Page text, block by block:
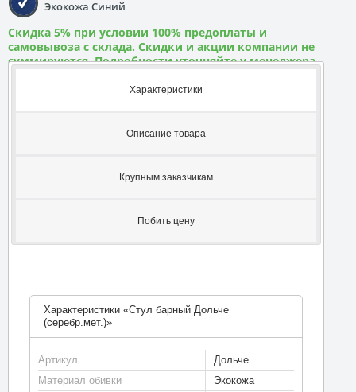
Экокожа Синий
Скидка 5% при условии 100% предоплаты и
самовывоза с склада. Скидки и акции компании не
суммируются. Подробности уточняйте у менеджера
Характеристики
Описание товара
Крупным заказчикам
Побить цену
Характеристики «Стул барный Дольче
(серебр.мет.)»
Артикул
Дольче
Материал обивки
Экокожа